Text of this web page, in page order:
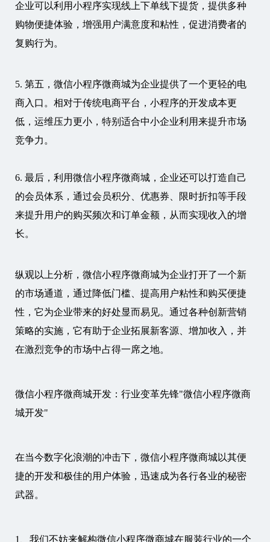
企业可以利用小程序实现线上下单线下提货，提供多种
购物便捷体验，增强用户满意度和粘性，促进消费者的
复购行为。
5. 第五，微信小程序微商城为企业提供了一个更轻的电
商入口。相对于传统电商平台，小程序的开发成本更
低，运维压力更小，特别适合中小企业利用来提升市场
竞争力。
6. 最后，利用微信小程序微商城，企业还可以打造自己
的会员体系，通过会员积分、优惠券、限时折扣等手段
来提升用户的购买频次和订单金额，从而实现收入的增
长。
纵观以上分析，微信小程序微商城为企业打开了一个新
的市场通道，通过降低门槛、提高用户粘性和购买便捷
性，它为企业带来的好处显而易见。通过各种创新营销
策略的实施，它有助于企业拓展新客源、增加收入，并
在激烈竞争的市场中占得一席之地。
微信小程序微商城开发：行业变革先锋"微信小程序微商
城开发"
在当今数字化浪潮的冲击下，微信小程序微商城以其便
捷的开发和极佳的用户体验，迅速成为各行各业的秘密
武器。
1、我们不妨来解构微信小程序微商城在服装行业的一个